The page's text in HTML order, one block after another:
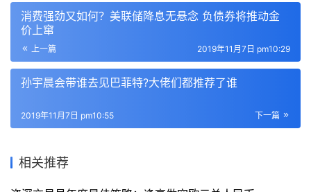
消费强劲又如何？美联储降息无悬念 负债券将推动金
价上窜
上一篇 2019年11月7日 pm10:29
孙宇晨会带谁去见巴菲特?大佬们都推荐了谁
下一篇
2019年11月7日 pm10:55
相关推荐